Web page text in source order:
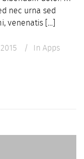
nec urna sed
venenatis […]
/ In Apps